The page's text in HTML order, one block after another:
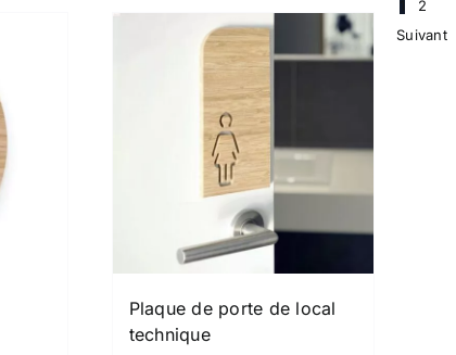
Plaque de porte de local
technique
2
Suivant